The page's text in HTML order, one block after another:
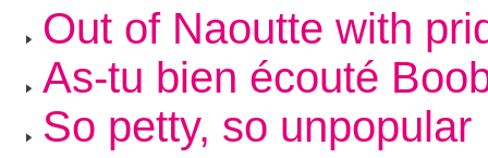
Out of Naoutte with
As-tu bien écouté
So petty, so unpopular